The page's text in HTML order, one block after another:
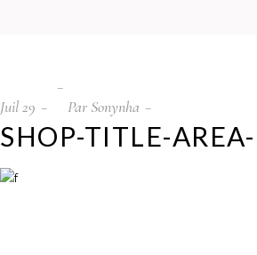
Juil29 Par Sonynha
SHOP-TITLE-